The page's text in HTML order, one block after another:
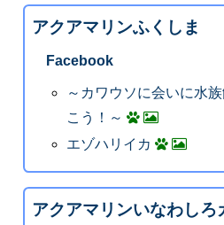
アクアマリンふくしま
Facebook
～カワウソに会いに水
こう！～
エゾハリイカ
アクアマリンいなわしろ